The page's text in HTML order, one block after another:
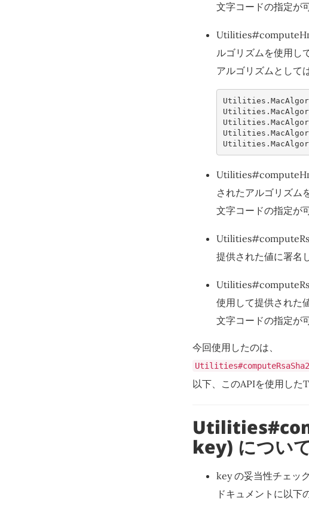
文字コードの指定が
ルゴリズムを使用し
アルゴリズムとして
Utilities .
Utilities .
Utilities .
Utilities .
Utilities .
されたアルゴリズム
文字コードの指定が
提供された値に署名
使用して提供された
文字コードの指定が
今回使用したのは、
以下、このAPIを使用した
key) につい
key の妥当性チェッ
ドキュメントに以下